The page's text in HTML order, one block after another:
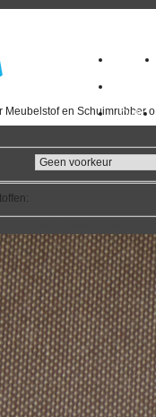
en Schuimrubber
Home
Outlet
: